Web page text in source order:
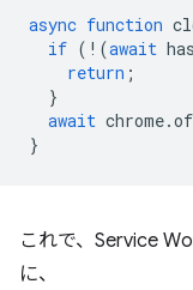
async function
if ( ! (await
return ;
}
await chrome.
}
これで、Service
に、